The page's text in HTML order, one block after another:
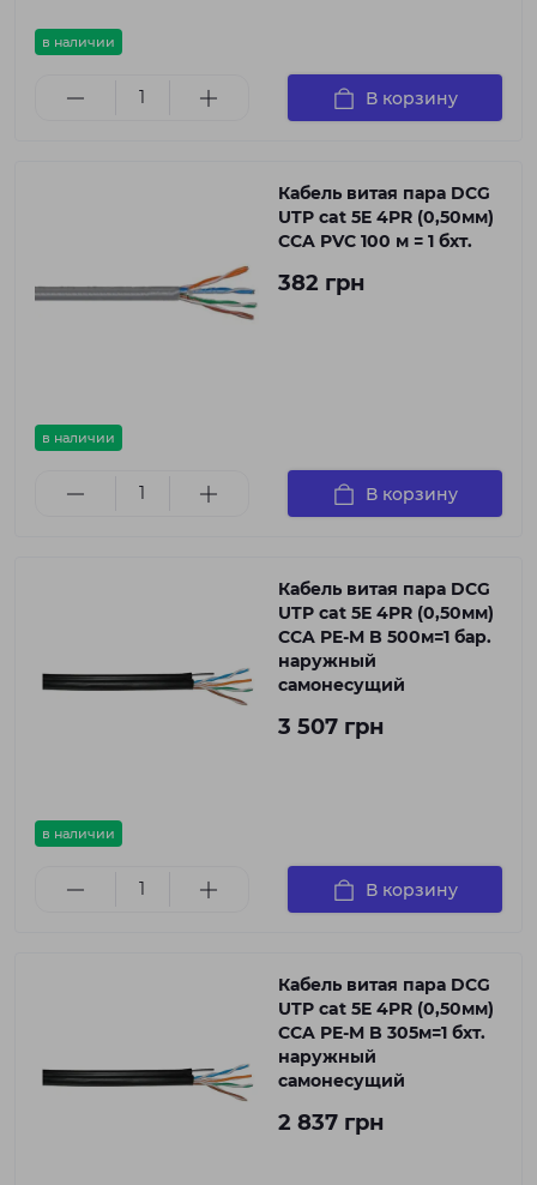
в наличии
В корзину
в наличии
Кабель витая пара DCG
UTP cat 5E 4PR (0,50мм)
CCA PVC 100 м = 1 бхт.
382 грн
В корзину
в наличии
Кабель витая пара DCG
UTP cat 5E 4PR (0,50мм)
CCA PE-M B 500м=1 бар.
наружный
самонесущий
3 507 грн
В корзину
Кабель витая пара DCG
UTP cat 5E 4PR (0,50мм)
CCA PE-M B 305м=1 бхт.
наружный
самонесущий
2 837 грн